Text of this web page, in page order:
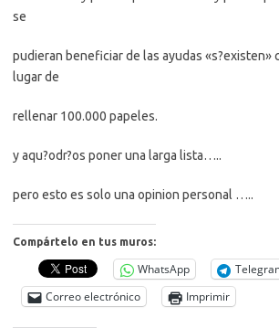
se
pudieran beneficiar de las ayudas «s?existen»
lugar de
rellenar 100.000 papeles.
y aqu?odr?os poner una larga lista…..
pero esto es solo una opinion personal …..
Compártelo en tus muros:
WhatsApp
Correo electrónico
Imprimir